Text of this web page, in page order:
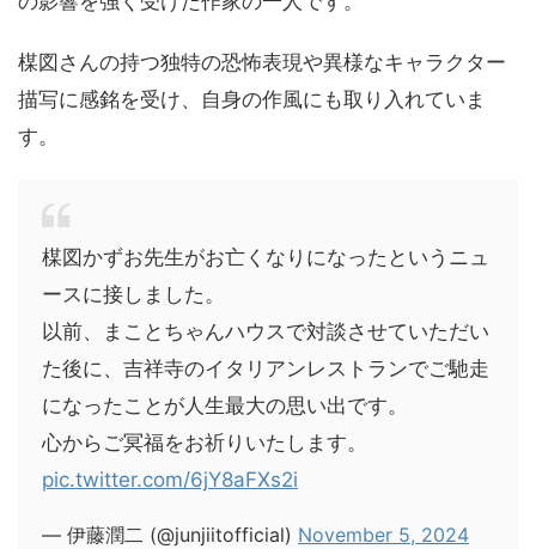
楳図さんの持つ独特の恐怖表現や異様なキャラクター
描写に感銘を受け、自身の作風にも取り入れていま
す。
楳図かずお先生がお亡くなりになったというニュ
ースに接しました。
以前、まことちゃんハウスで対談させていただい
た後に、吉祥寺のイタリアンレストランでご馳走
になったことが人生最大の思い出です。
心からご冥福をお祈りいたします。
pic.twitter.com/6jY8aFXs2i
— 伊藤潤二 (@junjiitofficial) November 5, 2024